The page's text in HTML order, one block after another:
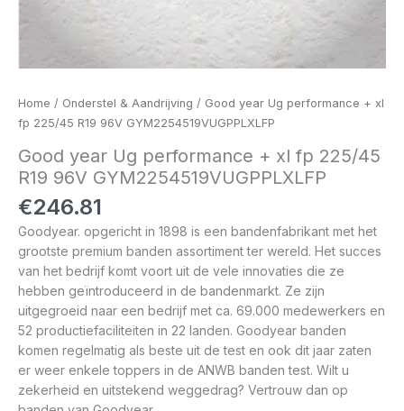
Home / Onderstel & Aandrijving / Good year Ug performance + xl
fp 225/45 R19 96V GYM2254519VUGPPLXLFP
Good year Ug performance + xl fp 225/45
R19 96V GYM2254519VUGPPLXLFP
€246.81
Goodyear. opgericht in 1898 is een bandenfabrikant met het
grootste premium banden assortiment ter wereld. Het succes
van het bedrijf komt voort uit de vele innovaties die ze
hebben geïntroduceerd in de bandenmarkt. Ze zijn
uitgegroeid naar een bedrijf met ca. 69.000 medewerkers en
52 productiefaciliteiten in 22 landen. Goodyear banden
komen regelmatig als beste uit de test en ook dit jaar zaten
er weer enkele toppers in de ANWB banden test. Wilt u
zekerheid en uitstekend weggedrag? Vertrouw dan op